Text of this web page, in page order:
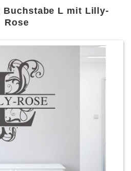
Buchstabe L mit Lilly-
Rose